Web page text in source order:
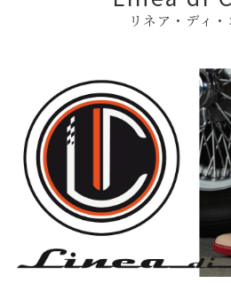
リネア・ディ